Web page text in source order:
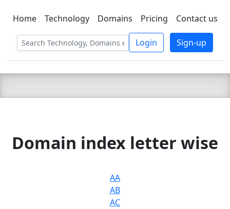
C LIEN TSBEE
Home Technology Domains Pricing Contact us
Login Sign-up
Domain index letter wise
AA
AB
AC